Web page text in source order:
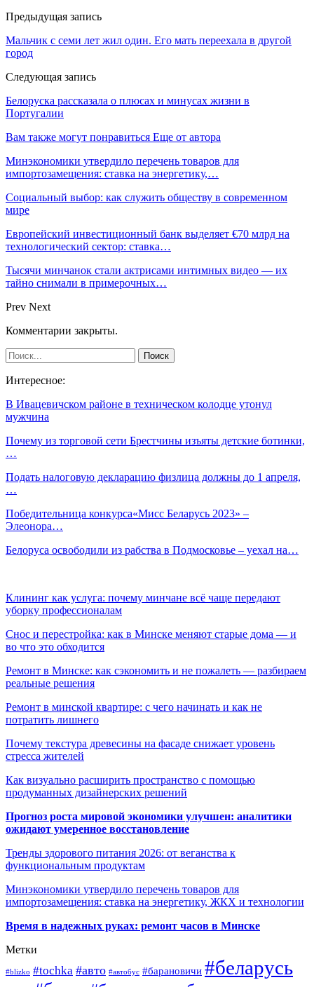
Предыдущая запись
Мальчик с семи лет жил один. Его мать переехала в другой
город
Следующая запись
Белоруска рассказала о плюсах и минусах жизни в
Португалии
Вам также могут понравиться Еще от автора
Минэкономики утвердило перечень товаров для
импортозамещения: ставка на энергетику,…
Социальный выбор: как служить обществу в современном
мире
Европейский инвестиционный банк выделяет €70 млрд на
технологический сектор: ставка…
Тысячи минчанок стали актрисами интимных видео — их
тайно снимали в примерочных…
Prev Next
Комментарии закрыты.
Интересное:
В Ивацевичском районе в техническом колодце утонул
мужчина
Почему из торговой сети Брестчины изъяты детские ботинки,
…
Подать налоговую декларацию физлица должны до 1 апреля,
…
Победительница конкурса«Мисс Беларусь 2023» –
Элеонора…
Белоруса освободили из рабства в Подмосковье – уехал на…
Клининг как услуга: почему минчане всё чаще передают
уборку профессионалам
Снос и перестройка: как в Минске меняют старые дома — и
во что это обходится
Ремонт в Минске: как сэкономить и не пожалеть — разбираем
реальные решения
Ремонт в минской квартире: с чего начинать и как не
потратить лишнего
Почему текстура древесины на фасаде снижает уровень
стресса жителей
Как визуально расширить пространство с помощью
продуманных дизайнерских решений
Прогноз роста мировой экономики улучшен: аналитики
ожидают умеренное восстановление
Тренды здорового питания 2026: от веганства к
функциональным продуктам
Минэкономики утвердило перечень товаров для
импортозамещения: ставка на энергетику, ЖКХ и технологии
Время в надежных руках: ремонт часов в Минске
Метки
#blizko #tochka #авто #автобус #барановичи #беларусь